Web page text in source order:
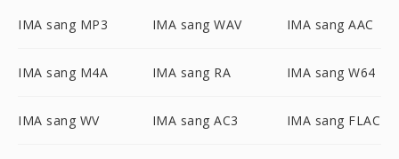
IMA sang MP3 IMA sang WAV IMA sang AAC
IMA sang M4A IMA sang RA IMA sang W64
IMA sang WV IMA sang AC3 IMA sang FLAC